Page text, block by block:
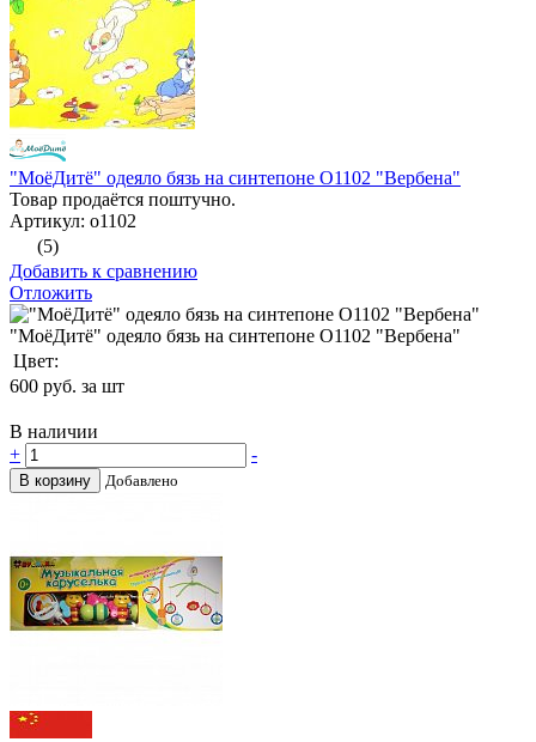
"МоёДитё" одеяло бязь на синтепоне О1102 "Вербена"
Товар продаётся поштучно.
Артикул: о1102
(5)
Добавить к сравнению
Отложить
"МоёДитё" одеяло бязь на синтепоне О1102 "Вербена"
Цвет:
600 руб. за шт
В наличии
+
-
В корзину Добавлено